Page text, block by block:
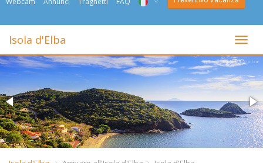
ENG
DEU
NED
FRA
Togli
Isola d'Elba